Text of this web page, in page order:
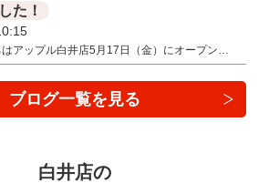
た！
アップル白井店5月17日（金）にオープン…
ブログ一覧を見る
白井店の